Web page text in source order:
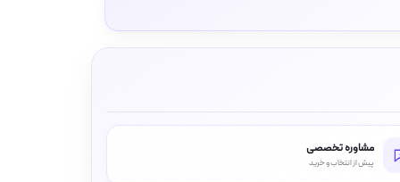
مشاوره تخصصی
پیش از انتخاب و خرید